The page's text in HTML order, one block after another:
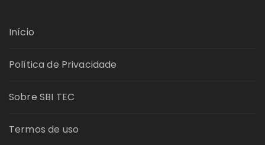
Início
Política de Privacidade
Sobre SBI TEC
Termos de uso